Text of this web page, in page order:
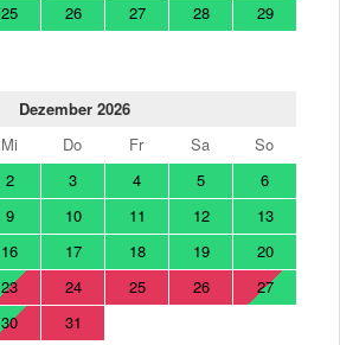
25 26 27 28
29
Dezember 2026
Mi Do Fr Sa
So
2 3 4 5
6
9 10 11 12
13
16 17 18 19
20
23 24 25 26
27
30 31